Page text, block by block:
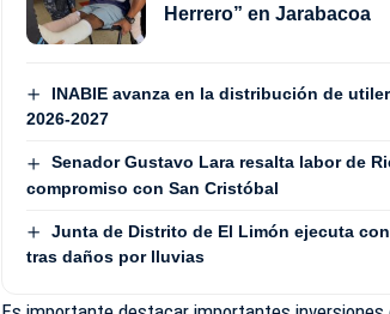
Herrero” en Jarabacoa
INABIE avanza en la distribución de
2026-2027
Senador Gustavo Lara resalta labor de
compromiso con San Cristóbal
Junta de Distrito de El Limón ejecuta
tras daños por lluvias